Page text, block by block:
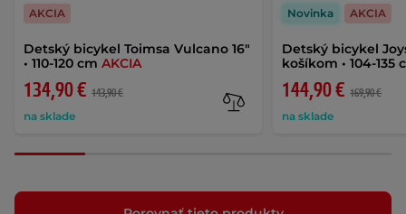
Detský bicykel Toimsa Vulcano 16"
• 110-120 cm AKCIA
134,90 € 143,90 €
na sklade
AKCIA
Detský bicykel
košíkom • 104-135
144,90 € 169,90 €
na sklade
Novinka AKCIA